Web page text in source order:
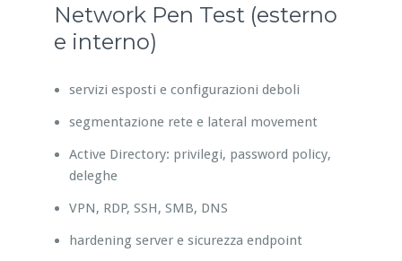
Network Pen Test (esterno
e interno)
servizi esposti e configurazioni deboli
segmentazione rete e lateral movement
Active Directory: privilegi, password policy,
deleghe
VPN, RDP, SSH, SMB, DNS
hardening server e sicurezza endpoint